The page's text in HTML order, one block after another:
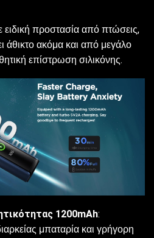
ειδική προστασία από πτώσεις,
άθικτο ακόμα και από μεγάλο
επίστρωση σιλικόνης.
1200mAh:
μπαταρία και γρήγορη